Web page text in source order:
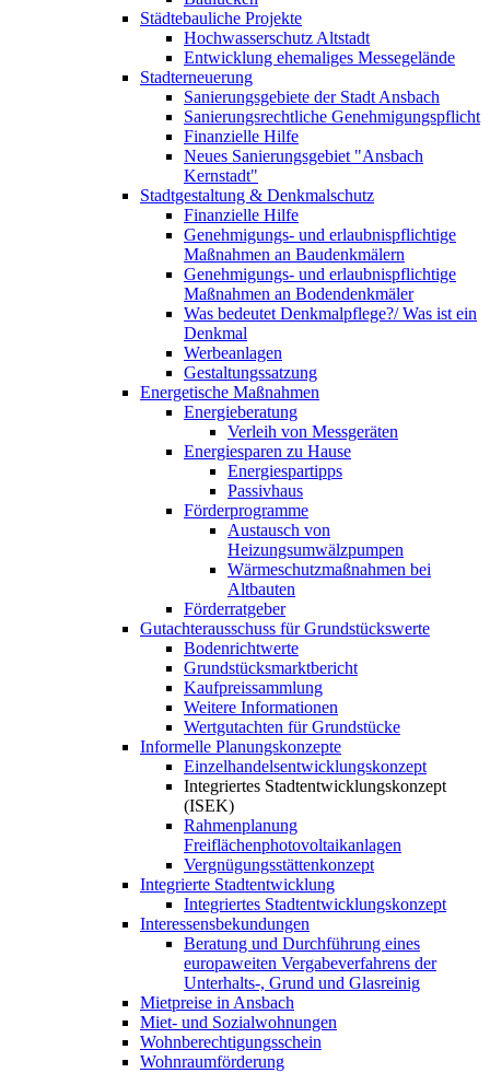
Städtebauliche Projekte
Hochwasserschutz Altstadt
Entwicklung ehemaliges Messegelände
Stadterneuerung
Sanierungsgebiete der Stadt Ansbach
Sanierungsrechtliche Genehmigungspflicht
Finanzielle Hilfe
Neues Sanierungsgebiet "Ansbach
Kernstadt"
Stadtgestaltung & Denkmalschutz
Finanzielle Hilfe
Genehmigungs- und erlaubnispflichtige
Maßnahmen an Baudenkmälern
Genehmigungs- und erlaubnispflichtige
Maßnahmen an Bodendenkmäler
Was bedeutet Denkmalpflege?/ Was ist ein
Denkmal
Werbeanlagen
Gestaltungssatzung
Energetische Maßnahmen
Energieberatung
Verleih von Messgeräten
Energiesparen zu Hause
Energiespartipps
Passivhaus
Förderprogramme
Austausch von
Heizungsumwälzpumpen
Wärmeschutzmaßnahmen bei
Altbauten
Förderratgeber
Gutachterausschuss für Grundstückswerte
Bodenrichtwerte
Grundstücksmarktbericht
Kaufpreissammlung
Weitere Informationen
Wertgutachten für Grundstücke
Informelle Planungskonzepte
Einzelhandelsentwicklungskonzept
Integriertes Stadtentwicklungskonzept
(ISEK)
Rahmenplanung
Freiflächenphotovoltaikanlagen
Vergnügungsstättenkonzept
Integrierte Stadtentwicklung
Integriertes Stadtentwicklungskonzept
Interessensbekundungen
Beratung und Durchführung eines
europaweiten Vergabeverfahrens der
Unterhalts-, Grund und Glasreinig
Mietpreise in Ansbach
Miet- und Sozialwohnungen
Wohnberechtigungsschein
Wohnraumförderung